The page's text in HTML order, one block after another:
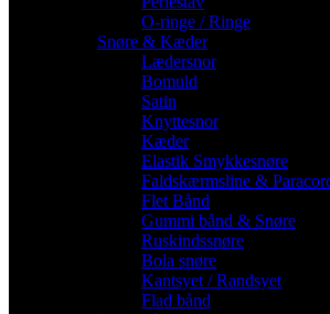
O-ringe / Ringe
Snøre & Kæder
Lædersnor
Bomuld
Satin
Knyttesnor
Kæder
Elastik Smykkesnøre
Faldskærmsline &
Flet Bånd
Gummi bånd & Snøre
Ruskindssnøre
Bola snøre
Kantsyet / Randsyet
Flad bånd